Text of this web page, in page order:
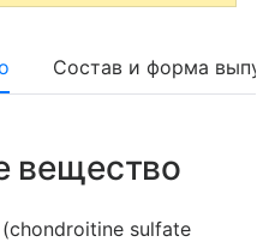
Состав и форма
вещество
sulfate